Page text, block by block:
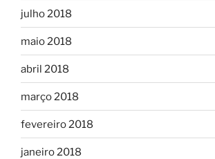
julho 2018
maio 2018
abril 2018
março 2018
fevereiro 2018
janeiro 2018